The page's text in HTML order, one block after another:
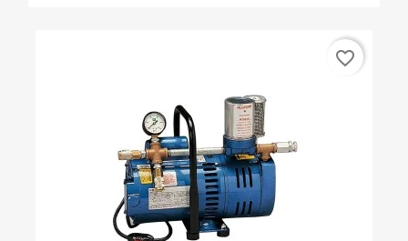
favorite_border